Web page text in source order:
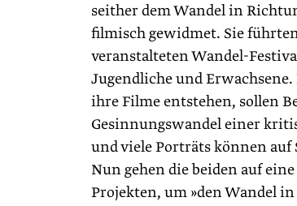
seither dem Wandel in
filmisch gewidmet. Sie
veranstalteten Wandel-
Jugendliche und
ihre Filme entstehen, sollen
Gesinnungswandel einer
und viele Porträts können auf
Nun gehen die beiden auf
Projekten, um »den Wandel